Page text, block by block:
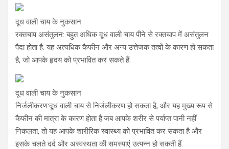
दूध वाली चाय के नुकसान
रक्तचाप असंतुलन: बहुत अधिक दूध वाली चाय पीने से रक्तचाप में असंतुलन
पैदा होता है. यह अत्यधिक कैफीन और अन्य उत्तेजक तत्वों के कारण हो सकता
है, जो आपके हृदय को प्रभावित कर सकते हैं.
दूध वाली चाय के नुकसान
निर्जलीकरण:दूध वाली चाय से निर्जलीकरण हो सकता है, और यह मुख्य रूप से
कैफीन की मात्रा के कारण होता है.जब आपके शरीर से पर्याप्त पानी नहीं
निकलता, तो यह आपके शारीरिक स्वास्थ्य को प्रभावित कर सकता है और
इसके चलते दर्द और अस्वस्थता की समस्याएं उत्पन्न हो सकती हैं.